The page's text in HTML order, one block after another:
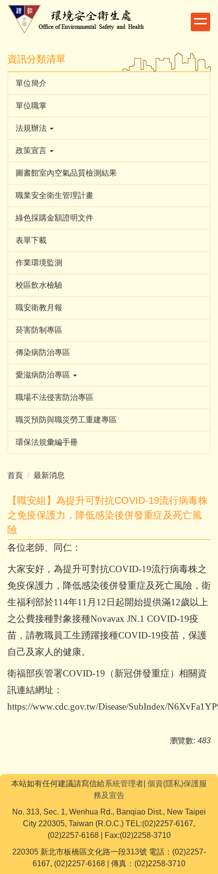
跳
內
容
資訊分類清單
單位簡介
單位職掌
法規辦法
政策宣言
圖書館室內空氣品質檢測結果
職業安全衛生管理計畫
綠色採購金額證明文件
表單下載
作業環境監測
校區飲水檢驗
職安衛教月報
菸害防制專區
傳染病防治專區
愛滋病防治專區
職場不法侵害防治專區
職災預防與職災勞工重建專區
環保法規彙編手冊
首頁 最新消息
【職安組】為提升可對抗COVID-19流行病毒株
之免疫保護力，降低感染後併發重症及死亡風
險
各位老師、同仁：
大家安好，為提升可對抗COVID-19流行病毒株之
免疫保護力，降低感染後併發重症及死亡風險， 衛
生福利部於114年11月12日起開始提供滿12歲以上
之公費接種對象接種Novavax JN.1 COVID-19疫
苗，請教職員工生踴躍接種COVID-19疫苗，保護
自己及家人的健康。
衛福部疾管署COVID-19（新冠併發重症）相關資
訊連結網址：
https://www.cdc.gov.tw/Disease/SubIndex/
瀏覽數: 483
本站如有任何建議請寫信給系統管理者 個資(隱私)保護服
務及宣告
No. 313, Sec. 1, Wenhua Rd., Banqiao Dist., New Taipei
City 220305, Taiwan (R.O.C.) TEL:(02)2257-6167,
(02)2257-6168 | Fax:(02)2258-3710
220305 新北市板橋區文化路一段313號 電話：(02)2257-
6167, (02)2257-6168 | 傳真：(02)2258-3710